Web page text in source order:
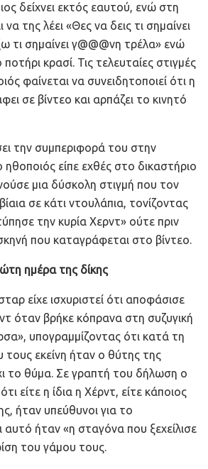
δείχνει εκτός εαυτού, ενώ στη
της λέει «Θες να δεις τι σημαίνει
τι σημαίνει γ@@@νη τρέλα» ενώ
ποτήρι κρασί. Τις τελευταίες στιγμές
φαίνεται να συνειδητοποιεί ότι η
σε βίντεο και αρπάζει το κινητό
την συμπεριφορά του στην
είπε εχθές στο δικαστήριο
μια δύσκολη στιγμή που τον
σε κάτι ντουλάπια, τονίζοντας
την κυρία Χερντ» ούτε πριν
που καταγράφεται στο βίντεο.
ημέρα της δίκης
είχε ισχυριστεί ότι αποφάσισε
όταν βρήκε κόπρανα στη συζυγική
υπογραμμίζοντας ότι κατά τη
τους εκείνη ήταν ο θύτης της
το θύμα. Σε γραπτή του δήλωση ο
είτε η ίδια η Χέρντ, είτε κάποιος
ήταν υπεύθυνοι για το
αυτό ήταν «η σταγόνα που ξεχείλισε
του γάμου τους.